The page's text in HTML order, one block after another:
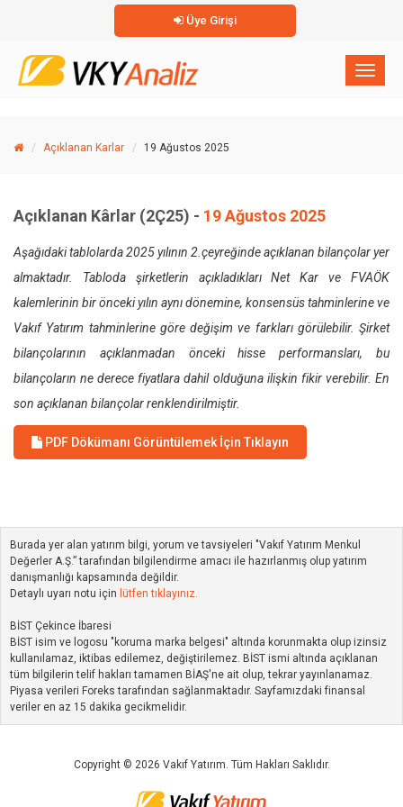
Üye Girişi
×
Açıklanan Karlar 19 Ağustos 2025
Açıklanan Kârlar (2Ç25) - 19 Ağustos 2025
Aşağıdaki tablolarda 2025 yılının 2.çeyreğinde açıklanan bilançolar yer
almaktadır. Tabloda şirketlerin açıkladıkları Net Kar ve FVAÖK
kalemlerinin bir önceki yılın aynı dönemine, konsensüs tahminlerine ve
Vakıf Yatırım tahminlerine göre değişim ve farkları görülebilir. Şirket
bilançolarının açıklanmadan önceki hisse performansları, bu
bilançoların ne derece fiyatlara dahil olduğuna ilişkin fikir verebilir. En
son açıklanan bilançolar renklendirilmiştir.
PDF Dökümanı Görüntülemek İçin Tıklayın
Burada yer alan yatırım bilgi, yorum ve tavsiyeleri "Vakıf Yatırım Menkul
Değerler A.Ş.” tarafından bilgilendirme amacı ile hazırlanmış olup yatırım
danışmanlığı kapsamında değildir.
Detaylı uyarı notu için lütfen tıklayınız.
BİST Çekince İbaresi
BİST isim ve logosu "koruma marka belgesi" altında korunmakta olup izinsiz
kullanılamaz, iktibas edilemez, değiştirilemez. BİST ismi altında açıklanan
tüm bilgilerin telif hakları tamamen BİAŞ'ne ait olup, tekrar yayınlanamaz.
Piyasa verileri Foreks tarafından sağlanmaktadır. Sayfamızdaki finansal
veriler en az 15 dakika gecikmelidir.
Copyright © 2026 Vakıf Yatırım. Tüm Hakları Saklıdır.